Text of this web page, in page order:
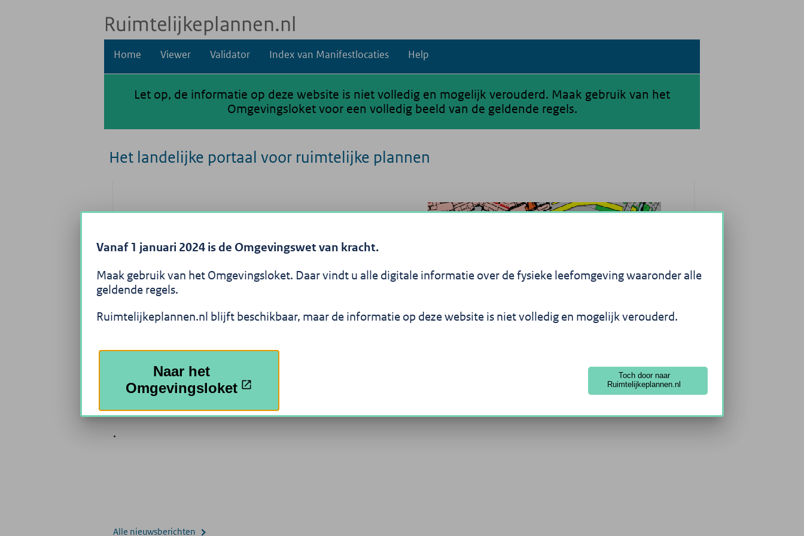
Home Viewer Validator Index van Manifestlocaties Help
Let op, de informatie op deze website is niet volledig en mogelijk verouderd. Maak gebruik van het
Omgevingsloket voor een volledig beeld van de geldende regels.
Het landelijke portaal voor ruimtelijke plannen
Op Ruimtelijkeplannen.nl vindt u
bestemmingsplannen, structuurvisies en algemene
regels die gemaakt zijn door gemeentes, provincies en
het Rijk.
Plannen Zoeken
Actueel
.
Alle nieuwsberichten
Vanaf 1 januari 2024 is de Omgevingswet van kracht.
Maak gebruik van het Omgevingsloket. Daar vindt u alle digitale informatie over de fysieke leefomgeving waaronder alle
geldende regels.
Ruimtelijkeplannen.nl blijft beschikbaar, maar de informatie op deze website is niet volledig en mogelijk verouderd.
Naar het
Omgevingsloket
Toch door naar
Ruimtelijkeplannen.nl